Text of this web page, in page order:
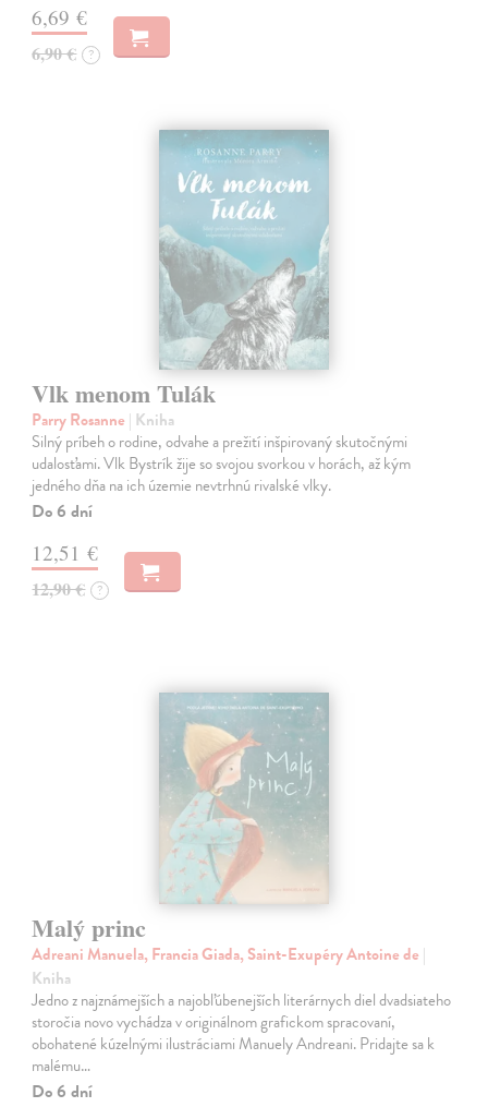
6,69 €
6,90 € ?
Vlk menom Tulák
Parry Rosanne | Kniha
Silný príbeh o rodine, odvahe a prežití inšpirovaný skutočnými
udalosťami. Vlk Bystrík žije so svojou svorkou v horách, až kým
jedného dňa na ich územie nevtrhnú rivalské vlky.
Do 6 dní
12,51 €
12,90 € ?
Malý princ
Adreani Manuela, Francia Giada, Saint-Exupéry Antoine de |
Kniha
Jedno z najznámejších a najobľúbenejších literárnych diel dvadsiateho
storočia novo vychádza v originálnom grafickom spracovaní,
obohatené kúzelnými ilustráciami Manuely Andreani. Pridajte sa k
malému…
Do 6 dní